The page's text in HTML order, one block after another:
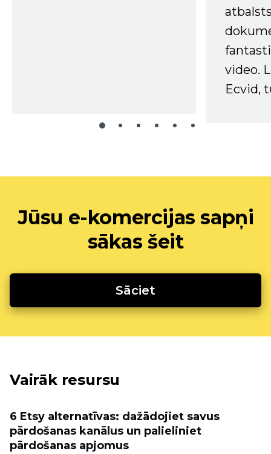
video.
Ecvid,
Jūsu e-komercijas sapņi
sākas šeit
Sāciet
Vairāk resursu
6 Etsy alternatīvas: dažādojiet savus
pārdošanas kanālus un palieliniet
pārdošanas apjomus